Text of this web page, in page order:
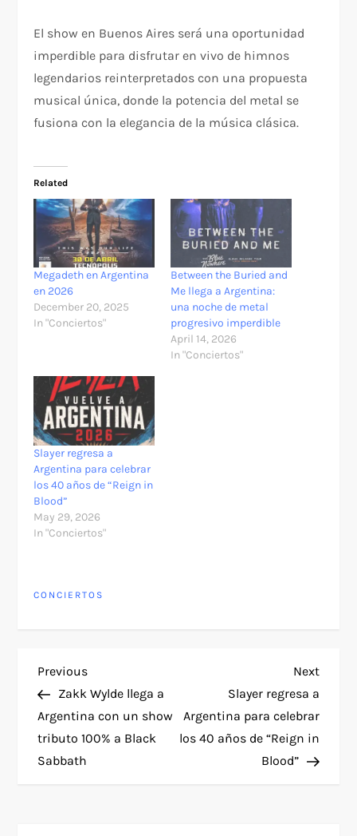
El show en Buenos Aires será una oportunidad
imperdible para disfrutar en vivo de himnos
legendarios reinterpretados con una propuesta
musical única, donde la potencia del metal se
fusiona con la elegancia de la música clásica.
Related
Megadeth en Argentina
en 2026
December 20, 2025
In "Conciertos"
Between the Buried and
Me llega a Argentina:
una noche de metal
progresivo imperdible
April 14, 2026
In "Conciertos"
Slayer regresa a
Argentina para celebrar
los 40 años de “Reign in
Blood”
May 29, 2026
In "Conciertos"
CONCIERTOS
P
o
s
Previous
Post
Previous
Zakk Wylde llega a
Argentina con un show
tributo 100% a Black
Sabbath
Next
Post
Next
Slayer regresa a
Argentina para celebrar
los 40 años de “Reign in
Blood”